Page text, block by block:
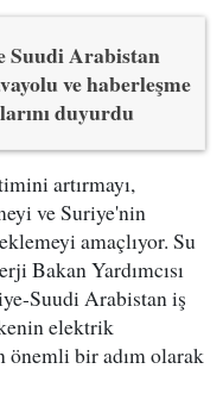
Suudi Arabistan
ve haberleşme
duyurdu
artırmayı,
ve Suriye'nin
amaçlıyor. Su
Bakan Yardımcısı
Suudi Arabistan iş
elektrik
önemli bir adım olarak